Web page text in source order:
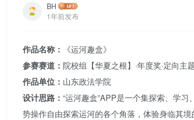
BH
1年前发布
作品名称：
《运河趣盒》
参赛赛道： 院校组【华夏之根】·年度奖·定向主
作品单位： 山东政法学院
设计思路： “运河趣盒”APP是一个集探索、学
势操作自由探索运河的各个角落，体验身临其